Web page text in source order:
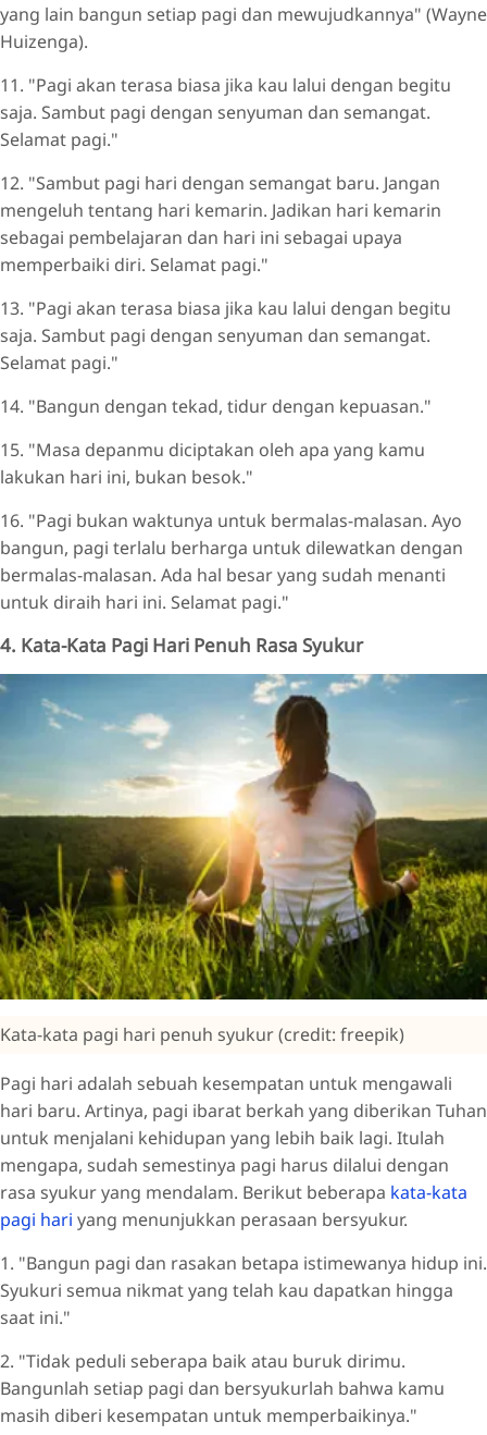
yang lain bangun setiap pagi dan mewujudkannya" (Wayne
Huizenga).
11. "Pagi akan terasa biasa jika kau lalui dengan begitu
saja. Sambut pagi dengan senyuman dan semangat.
Selamat pagi."
12. "Sambut pagi hari dengan semangat baru. Jangan
mengeluh tentang hari kemarin. Jadikan hari kemarin
sebagai pembelajaran dan hari ini sebagai upaya
memperbaiki diri. Selamat pagi."
13. "Pagi akan terasa biasa jika kau lalui dengan begitu
saja. Sambut pagi dengan senyuman dan semangat.
Selamat pagi."
14. "Bangun dengan tekad, tidur dengan kepuasan."
15. "Masa depanmu diciptakan oleh apa yang kamu
lakukan hari ini, bukan besok."
16. "Pagi bukan waktunya untuk bermalas-malasan. Ayo
bangun, pagi terlalu berharga untuk dilewatkan dengan
bermalas-malasan. Ada hal besar yang sudah menanti
untuk diraih hari ini. Selamat pagi."
4. Kata-Kata Pagi Hari Penuh Rasa Syukur
Kata-kata pagi hari penuh syukur (credit: freepik)
Pagi hari adalah sebuah kesempatan untuk mengawali
hari baru. Artinya, pagi ibarat berkah yang diberikan Tuhan
untuk menjalani kehidupan yang lebih baik lagi. Itulah
mengapa, sudah semestinya pagi harus dilalui dengan
rasa syukur yang mendalam. Berikut beberapa kata-kata
pagi hari yang menunjukkan perasaan bersyukur.
1. "Bangun pagi dan rasakan betapa istimewanya hidup ini.
Syukuri semua nikmat yang telah kau dapatkan hingga
saat ini."
2. "Tidak peduli seberapa baik atau buruk dirimu.
Bangunlah setiap pagi dan bersyukurlah bahwa kamu
masih diberi kesempatan untuk memperbaikinya."